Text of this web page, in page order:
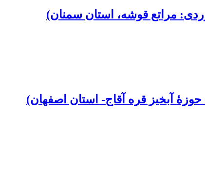
مراتع قوشه، استان سمنان)
آبخیز قره آقاج- استان اصفهان)